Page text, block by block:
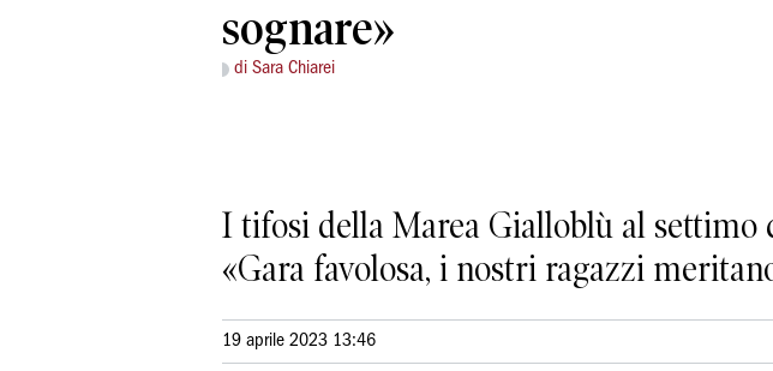
sognare»
di Sara Chiarei
I tifosi della Marea Gialloblù al settimo
«Gara favolosa, i nostri ragazzi
19 aprile 2023 13:46